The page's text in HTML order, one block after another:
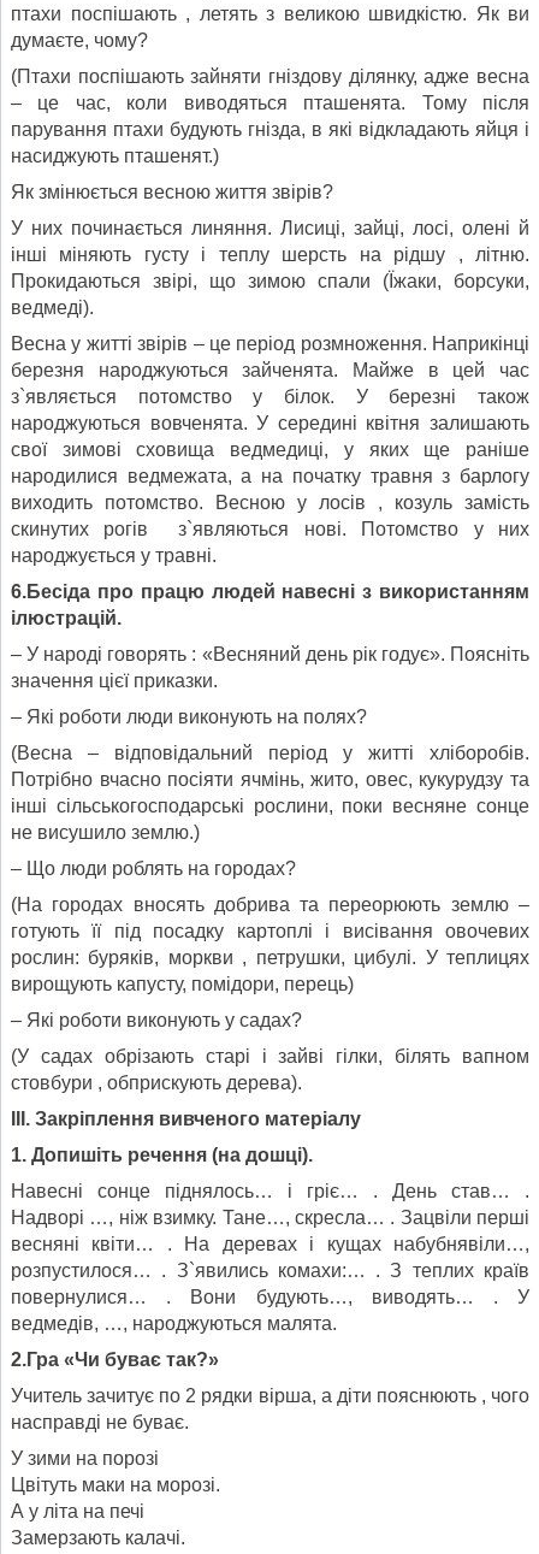
птахи поспішають , летять з великою швидкістю. Як ви
думаєте, чому?
(Птахи поспішають зайняти гніздову ділянку, адже весна
– це час, коли виводяться пташенята. Тому після
парування птахи будують гнізда, в які відкладають яйця і
насиджують пташенят.)
Як змінюється весною життя звірів?
У них починається линяння. Лисиці, зайці, лосі, олені й
інші міняють густу і теплу шерсть на рідшу , літню.
Прокидаються звірі, що зимою спали (Їжаки, борсуки,
ведмеді).
Весна у житті звірів – це період розмноження. Наприкінці
березня народжуються зайченята. Майже в цей час
з`являється потомство у білок. У березні також
народжуються вовченята. У середині квітня залишають
свої зимові сховища ведмедиці, у яких ще раніше
народилися ведмежата, а на початку травня з барлогу
виходить потомство. Весною у лосів , козуль замість
скинутих рогів з`являються нові. Потомство у них
народжується у травні.
6.Бесіда про працю людей навесні з використанням
ілюстрацій.
– У народі говорять : «Весняний день рік годує». Поясніть
значення цієї приказки.
– Які роботи люди виконують на полях?
(Весна – відповідальний період у житті хліборобів.
Потрібно вчасно посіяти ячмінь, жито, овес, кукурудзу та
інші сільськогосподарські рослини, поки весняне сонце
не висушило землю.)
– Що люди роблять на городах?
(На городах вносять добрива та переорюють землю –
готують її під посадку картоплі і висівання овочевих
рослин: буряків, моркви , петрушки, цибулі. У теплицях
вирощують капусту, помідори, перець)
– Які роботи виконують у садах?
(У садах обрізають старі і зайві гілки, білять вапном
стовбури , обприскують дерева).
. Закріплення вивченого матеріалу
1. Допишіть речення (на дошці).
Навесні сонце піднялось… і гріє… . День став… .
Надворі …, ніж взимку. Тане…, скресла… . Зацвіли перші
весняні квіти… . На деревах і кущах набубнявіли…,
розпустилося… . З`явились комахи:… . З теплих країв
повернулися… . Вони будують…, виводять… . У
ведмедів, …, народжуються малята.
2.Гра «Чи буває так?»
Учитель зачитує по 2 рядки вірша, а діти пояснюють , чого
насправді не буває.
У зими на порозі
Цвітуть маки на морозі.
А у літа на печі
Замерзають калачі.